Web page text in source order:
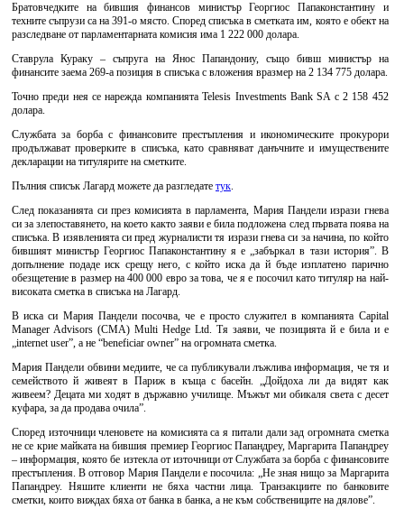
Братовчедките на бившия финансов министър Георгиос Папаконстантину и
техните съпрузи са на 391-о място. Според списъка в сметката им, която е обект на
разследване от парламентарната комисия има 1 222 000 долара.
Ставрула Кураку – съпруга на Янос Папандониу, също бивш министър на
финансите заема 269-а позиция в списъка с вложения вразмер на 2 134 775 долара.
Точно преди нея се нарежда компанията Telesis Investments Bank SA с 2 158 452
долара.
Службата за борба с финансовите престъпления и икономическите прокурори
продължават проверките в списъка, като сравняват данъчните и имуществените
декларации на титулярите на сметките.
Пълния списък Лагард можете да разгледате тук.
След показанията си през комисията в парламента, Мария Пандели изрази гнева
си за злепоставянето, на което както заяви е била подложена след първата поява на
списъка. В изявленията си пред журналисти тя изрази гнева си за начина, по който
бившият министър Георгиос Папаконстантину я е „забъркал в тази история”. В
допълнение подаде иск срещу него, с който иска да й бъде изплатено парично
обезщетение в размер на 400 000 евро за това, че я е посочил като титуляр на най-
високата сметка в списъка на Лагард.
В иска си Мария Пандели посочва, че е просто служител в компанията Capital
Manager Advisors (CMA) Multi Hedge Ltd. Тя заяви, че позицията й е била и е
„internet user”, а не “beneficiar owner” на огромната сметка.
Мария Пандели обвини медиите, че са публикували лъжлива информация, че тя и
семейството й живеят в Париж в къща с басейн. „Дойдоха ли да видят как
живеем? Децата ми ходят в държавно училище. Мъжът ми обикаля света с десет
куфара, за да продава очила”.
Според източници членовете на комисията са я питали дали зад огромната сметка
не се крие майката на бившия премиер Георгиос Папандреу, Маргарита Папандреу
– информация, която бе изтекла от източници от Службата за борба с финансовите
престъпления. В отговор Мария Пандели е посочила: „Не зная нищо за Маргарита
Папандреу. Няшите клиенти не бяха частни лица. Транзакциите по банковите
сметки, които виждах бяха от банка в банка, а не към собствениците на дялове”.